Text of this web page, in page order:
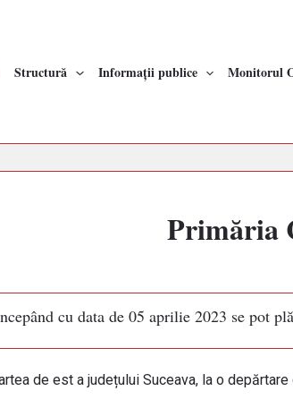
Structură Informații publice Monitorul
Primăria
cu data de 05 aprilie 2023 se pot
de est a județului Suceava, la o